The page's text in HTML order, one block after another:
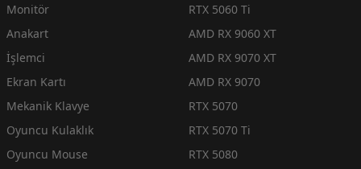
Monitör
Anakart
İşlemci
Ekran Kartı
Mekanik Klavye
Oyuncu Kulaklık
Oyuncu Mouse
RTX 5060 Ti
AMD RX 9060 XT
AMD RX 9070 XT
AMD RX 9070
RTX 5070
RTX 5070 Ti
RTX 5080